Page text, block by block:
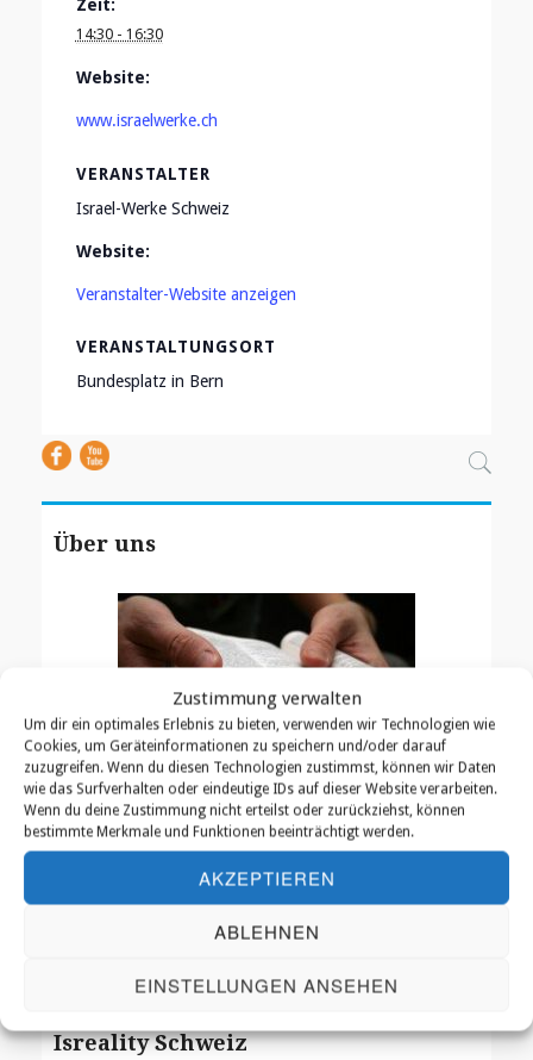
Zustimmung verwalten
Um dir ein optimales Erlebnis zu bieten, verwenden wir Technologien wie
Cookies, um Geräteinformationen zu speichern und/oder darauf
zuzugreifen. Wenn du diesen Technologien zustimmst, können wir Daten
wie das Surfverhalten oder eindeutige IDs auf dieser Website verarbeiten.
Wenn du deine Zustimmung nicht erteilst oder zurückziehst, können
bestimmte Merkmale und Funktionen beeinträchtigt werden.
AKZEPTIEREN
ABLEHNEN
EINSTELLUNGEN ANSEHEN
Zeit:
14:30 - 16:30
Website:
www.israelwerke.ch
VERANSTALTUNGSORT
Bundesplatz in Bern
VERANSTALTER
Israel-Werke Schweiz
Website:
Veranstalter-Website anzeigen
Über uns
Unser Auftrag ist es, ein biblisches Verständnis
für Gottes Absichten bezüglich Israels zu den
Kirchen und den Nationen zu bringen und Israel
durch Gebet und Aktionen zu trösten
Unterstütze unsere Arbeit
Isreality Schweiz